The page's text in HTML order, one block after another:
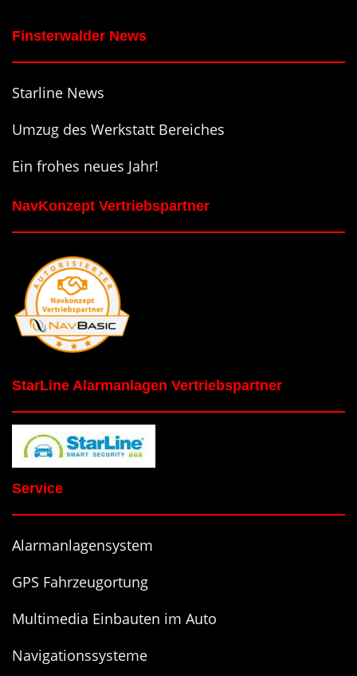
Finsterwalder News
Starline News
Umzug des Werkstatt Bereiches
Ein frohes neues Jahr!
NavKonzept Vertriebspartner
StarLine Alarmanlagen Vertriebspartner
Service
Alarmanlagensystem
GPS Fahrzeugortung
Multimedia Einbauten im Auto
Navigationssysteme